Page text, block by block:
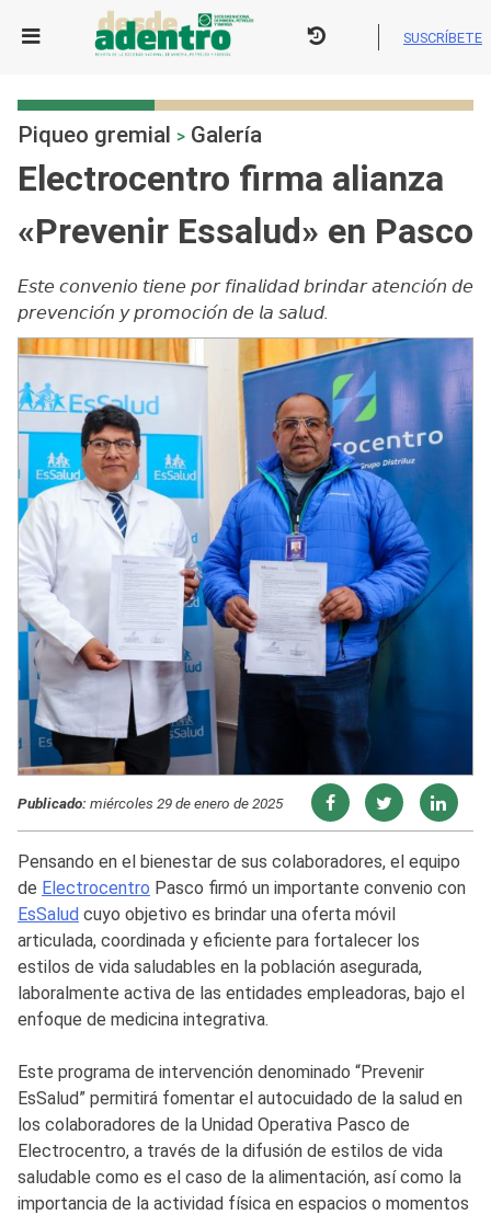
SUSCRÍBETE
Piqueo gremial > Galería
Electrocentro firma alianza
«Prevenir Essalud» en Pasco
𝘌𝘴𝘵𝘦 𝘤𝘰𝘯𝘷𝘦𝘯𝘪𝘰 𝘵𝘪𝘦𝘯𝘦 𝘱𝘰𝘳 𝘧𝘪𝘯𝘢𝘭𝘪𝘥𝘢𝘥 𝘣𝘳𝘪𝘯𝘥𝘢𝘳 𝘢𝘵𝘦𝘯𝘤𝘪𝘰́𝘯 𝘥𝘦
𝘱𝘳𝘦𝘷𝘦𝘯𝘤𝘪𝘰́𝘯 𝘺 𝘱𝘳𝘰𝘮𝘰𝘤𝘪𝘰́𝘯 𝘥𝘦 𝘭𝘢 𝘴𝘢𝘭𝘶𝘥.
Publicado:miércoles 29 de enero de 2025
Pensando en el bienestar de sus colaboradores, el equipo
de Electrocentro Pasco firmó un importante convenio con
EsSalud cuyo objetivo es brindar una oferta móvil
articulada, coordinada y eficiente para fortalecer los
estilos de vida saludables en la población asegurada,
laboralmente activa de las entidades empleadoras, bajo el
enfoque de medicina integrativa.
Este programa de intervención denominado “Prevenir
EsSalud” permitirá fomentar el autocuidado de la salud en
los colaboradores de la Unidad Operativa Pasco de
Electrocentro, a través de la difusión de estilos de vida
saludable como es el caso de la alimentación, así como la
importancia de la actividad física en espacios o momentos